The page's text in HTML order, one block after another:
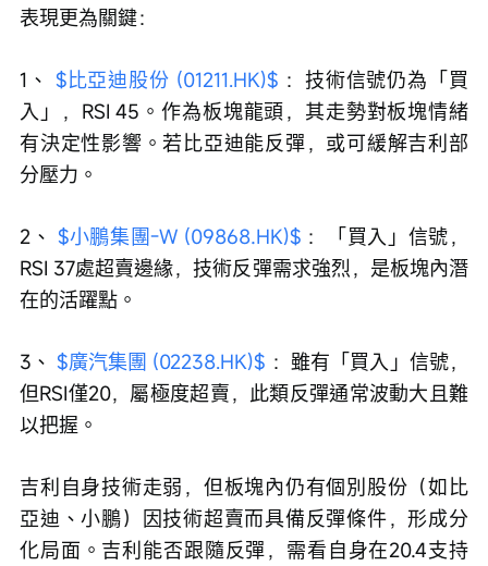
表現更為關鍵：
1、 $比亞迪股份 (01211.HK)$ ：技術信號仍為「買
入」，RSI 45。作為板塊龍頭，其走勢對板塊情緒
有決定性影響。若比亞迪能反彈，或可緩解吉利部
分壓力。
2、 $小鵬集團-W (09868.HK)$ ：「買入」信號，
RSI 37處超賣邊緣，技術反彈需求強烈，是板塊內潛
在的活躍點。
3、 $廣汽集團 (02238.HK)$ ：雖有「買入」信號，
但RSI僅20，屬極度超賣，此類反彈通常波動大且難
以把握。
吉利自身技術走弱，但板塊內仍有個別股份（如比
亞迪、小鵬）因技術超賣而具備反彈條件，形成分
化局面。吉利能否跟隨反彈，需看自身在20.4支持